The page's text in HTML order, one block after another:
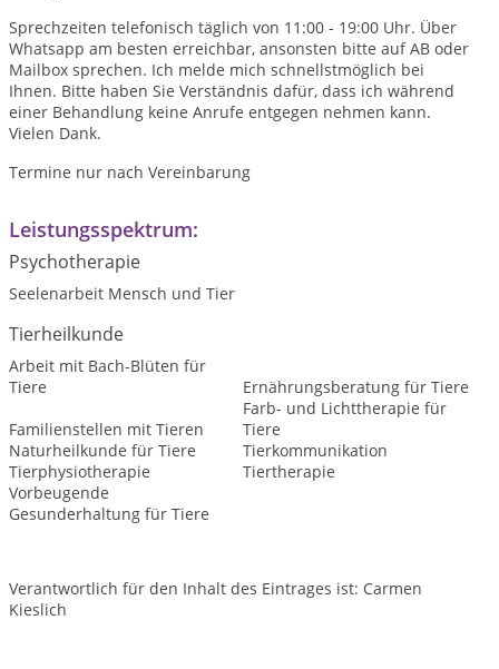
Sprechzeiten telefonisch täglich von 11:00 - 19:00 Uhr. Über
Whatsapp am besten erreichbar, ansonsten bitte auf AB oder
Mailbox sprechen. Ich melde mich schnellstmöglich bei
Ihnen. Bitte haben Sie Verständnis dafür, dass ich während
einer Behandlung keine Anrufe entgegen nehmen kann.
Vielen Dank.
Termine nur nach Vereinbarung
Leistungsspektrum:
Psychotherapie
Seelenarbeit Mensch und Tier
Tierheilkunde
Arbeit mit Bach-Blüten für
Tiere
Ernährungsberatung für Tiere
Familienstellen mit Tieren
Farb- und Lichttherapie für
Tiere
Naturheilkunde für Tiere
Tierkommunikation
Tierphysiotherapie
Tiertherapie
Vorbeugende
Gesunderhaltung für Tiere
Verantwortlich für den Inhalt des Eintrages ist: Carmen
Kieslich